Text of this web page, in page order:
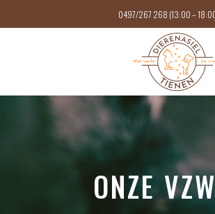
0497/267 268 (13:00 –
ONZE